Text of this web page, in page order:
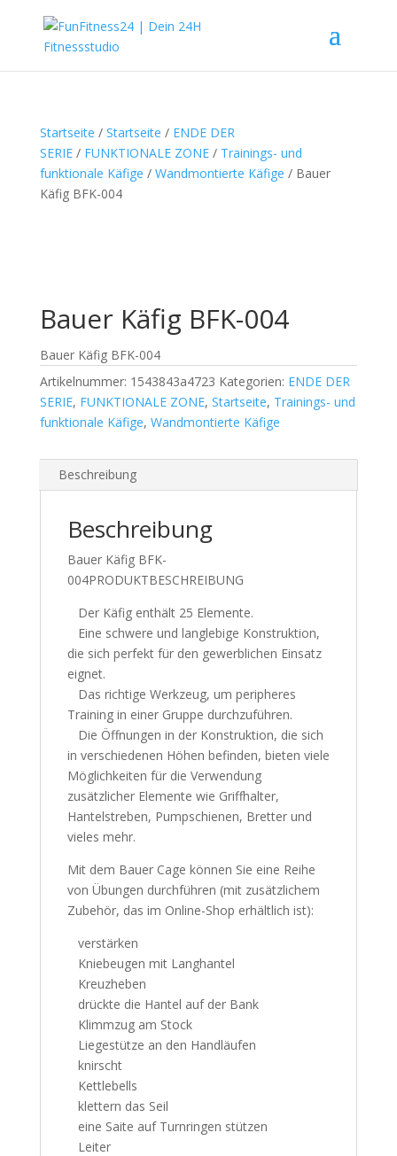
Startseite / Startseite / ENDE DER
SERIE/ FUNKTIONALE ZONE/ Trainings- und
funktionale Käfige / Wandmontierte Käfige / Bauer
Käfig BFK-004
Bauer Käfig BFK-004
Bauer Käfig BFK-004
Artikelnummer: 1543843a4723 Kategorien: ENDE DER
SERIE, FUNKTIONALE ZONE, Startseite, Trainings- und
funktionale Käfige, Wandmontierte Käfige
Beschreibung
Beschreibung
Bauer Käfig BFK-
004PRODUKTBESCHREIBUNG
Der Käfig enthält 25 Elemente.
Eine schwere und langlebige Konstruktion,
die sich perfekt für den gewerblichen Einsatz
eignet.
Das richtige Werkzeug, um peripheres
Training in einer Gruppe durchzuführen.
Die Öffnungen in der Konstruktion, die sich
in verschiedenen Höhen befinden, bieten viele
Möglichkeiten für die Verwendung
zusätzlicher Elemente wie Griffhalter,
Hantelstreben, Pumpschienen, Bretter und
vieles mehr.
Mit dem Bauer Cage können Sie eine Reihe
von Übungen durchführen (mit zusätzlichem
Zubehör, das im Online-Shop erhältlich ist):
verstärken
Kniebeugen mit Langhantel
Kreuzheben
drückte die Hantel auf der Bank
Klimmzug am Stock
Liegestütze an den Handläufen
knirscht
Kettlebells
klettern das Seil
eine Saite auf Turnringen stützen
Leiter